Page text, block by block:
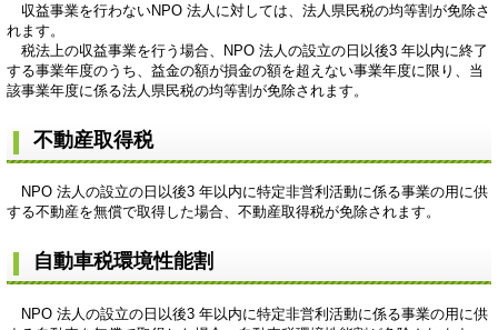
収益事業を行わないNPO 法人に対しては、法人県民税の均等割が免除さ
れます。
税法上の収益事業を行う場合、NPO 法人の設立の日以後3 年以内に終了
する事業年度のうち、益金の額が損金の額を超えない事業年度に限り、当
該事業年度に係る法人県民税の均等割が免除されます。
不動産取得税
NPO 法人の設立の日以後3 年以内に特定非営利活動に係る事業の用に供
する不動産を無償で取得した場合、不動産取得税が免除されます。
自動車税環境性能割
NPO 法人の設立の日以後3 年以内に特定非営利活動に係る事業の用に供